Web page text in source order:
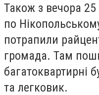
Також з вечора
по
потрапили
громада. Там
багатоквартирні
та легковик.